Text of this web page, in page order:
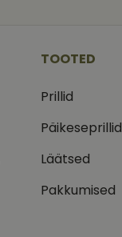
TOOTED
Prillid
Päikeseprillid
Läätsed
Pakkumised
_ga_VQ82NFQ41G
__kla_id
test_cookie
_fbp